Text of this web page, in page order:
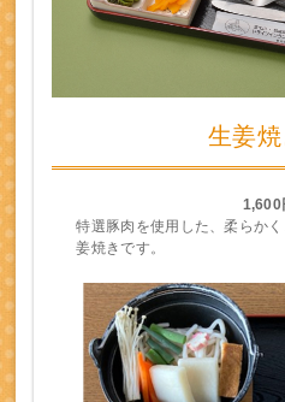
生姜
1,600
特選豚肉を使用した、柔らか
姜焼きです。